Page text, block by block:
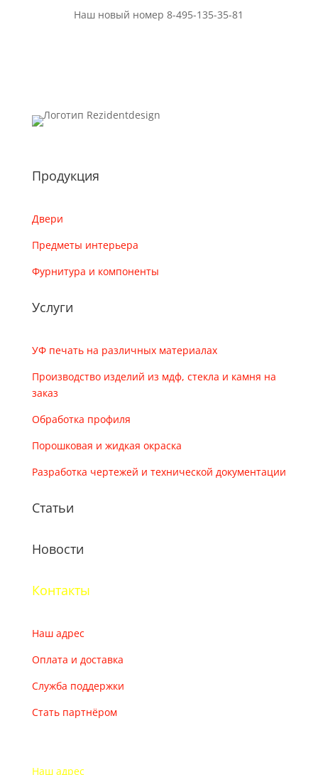
Наш новый номер 8-495-135-35-81
Продукция
Двери
Предметы интерьера
Фурнитура и компоненты
Услуги
УФ печать на различных материалах
Производство изделий из мдф, стекла и камня на
заказ
Обработка профиля
Порошковая и жидкая окраска
Разработка чертежей и технической документации
Статьи
Новости
Контакты
Наш адрес
Оплата и доставка
Служба поддержки
Стать партнёром
Наш адрес